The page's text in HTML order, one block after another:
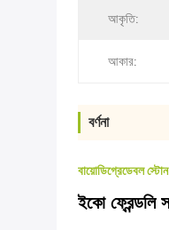
আকৃতি:
আকার:
বর্ণনা
বায়োডিগ্রেডেবল
ইকো ফ্রেন্ডলি